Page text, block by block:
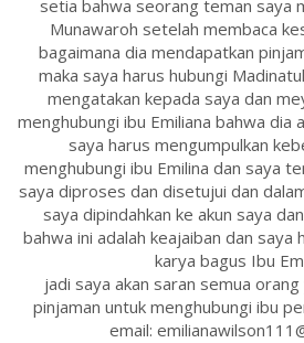
setia bahwa seorang teman saya
Munawaroh setelah membaca
bagaimana dia mendapatkan
maka saya harus hubungi
mengatakan kepada saya dan
menghubungi ibu Emiliana bahwa dia
saya harus mengumpulkan
menghubungi ibu Emilina dan saya
saya diproses dan disetujui dan
saya dipindahkan ke akun saya
bahwa ini adalah keajaiban dan
karya bagus Ibu
jadi saya akan saran semua
pinjaman untuk menghubungi ibu
email: